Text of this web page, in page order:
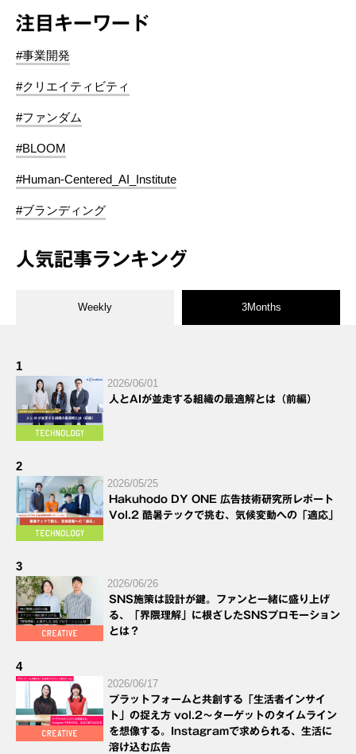
注目キーワード
#事業開発
#クリエイティビティ
#ファンダム
#BLOOM
#Human-Centered_AI_Institute
#ブランディング
人気記事ランキング
Weekly 3Months
1
2026/06/01
人とAIが並走する組織の最適解とは（前編）
2
2026/05/25
Hakuhodo DY ONE 広告技術研究所レポート
Vol.2 酷暑テックで挑む、気候変動への「適応」
3
2026/06/26
SNS施策は設計が鍵。ファンと一緒に盛り上げ
る、「界隈理解」に根ざしたSNSプロモーション
とは？
4
2026/06/17
プラットフォームと共創する「生活者インサイ
ト」の捉え方 vol.2～ターゲットのタイムライン
を想像する。Instagramで求められる、生活に
溶け込む広告